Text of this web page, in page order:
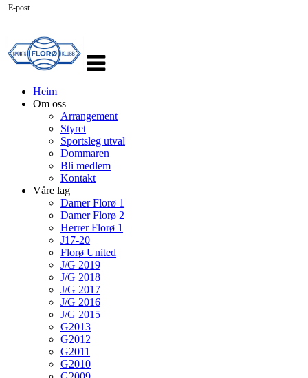
navigasjon
Heim
Om oss
Arrangement
Styret
Sportsleg utval
Dommaren
Bli medlem
Kontakt
Våre lag
Damer Florø 1
Damer Florø 2
Herrer Florø 1
J17-20
Florø United
J/G 2019
J/G 2018
J/G 2017
J/G 2016
J/G 2015
G2013
G2012
G2011
G2010
E-post